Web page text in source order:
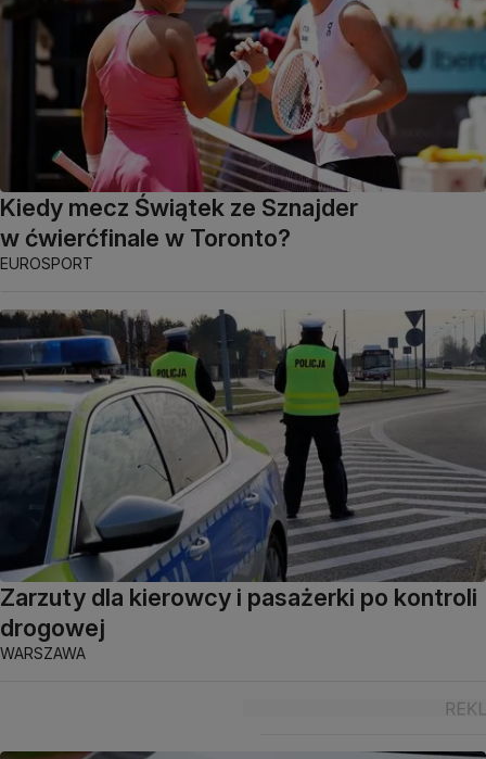
Kiedy mecz Świątek ze Sznajder
w ćwierćfinale w Toronto?
EUROSPORT
Zarzuty dla kierowcy i pasażerki po kontroli
drogowej
WARSZAWA